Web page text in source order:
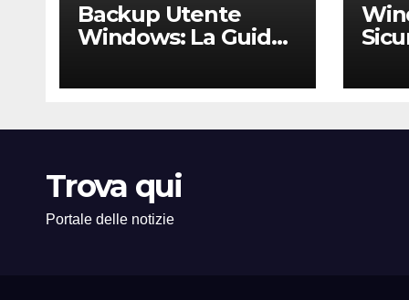
Backup Utente
Windows: La Guida
Perdere i Tuoi Dati
dell’Ufficio
Trova qui
Portale delle notizie